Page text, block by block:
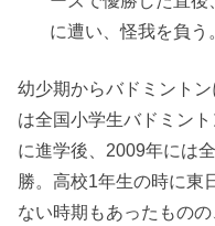
に遭い、怪我を負う
幼少期からバドミント
は全国小学生バドミン
に進学後、2009年には
勝。高校1年生の時に東
ない時期もあったもの